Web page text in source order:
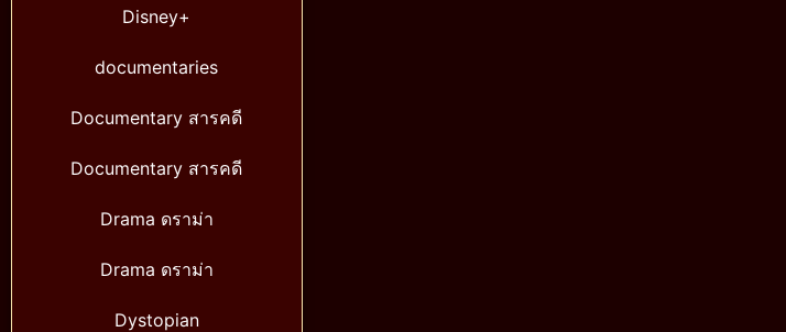
Disney+
documentaries
Documentary สารคดี
Documentary สารคดี
Drama ดราม่า
Drama ดราม่า
Dystopian